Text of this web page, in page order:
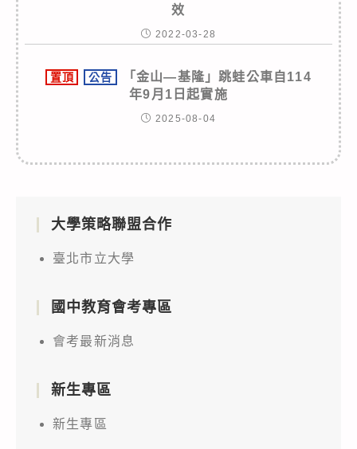
效
2022-03-28
置頂 公告
「金山—基隆」跳蛙公車自114
年9月1日起實施
2025-08-04
大學策略聯盟合作
臺北市立大學
國中教育會考專區
會考最新消息
新生專區
新生專區